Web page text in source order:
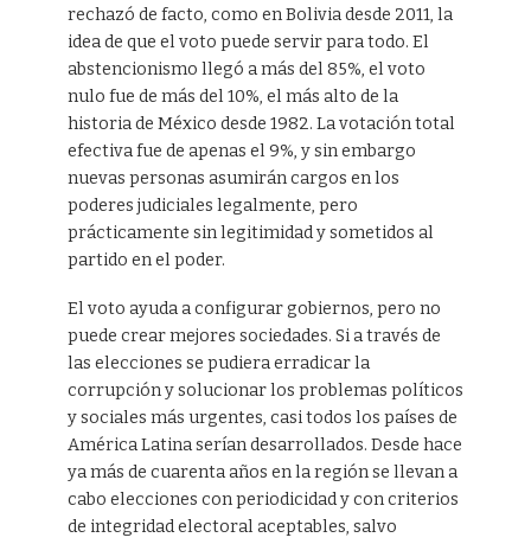
rechazó de facto, como en Bolivia desde 2011, la
idea de que el voto puede servir para todo. El
abstencionismo llegó a más del 85%, el voto
nulo fue de más del 10%, el más alto de la
historia de México desde 1982. La votación total
efectiva fue de apenas el 9%, y sin embargo
nuevas personas asumirán cargos en los
poderes judiciales legalmente, pero
prácticamente sin legitimidad y sometidos al
partido en el poder.
El voto ayuda a configurar gobiernos, pero no
puede crear mejores sociedades. Si a través de
las elecciones se pudiera erradicar la
corrupción y solucionar los problemas políticos
y sociales más urgentes, casi todos los países de
América Latina serían desarrollados. Desde hace
ya más de cuarenta años en la región se llevan a
cabo elecciones con periodicidad y con criterios
de integridad electoral aceptables, salvo